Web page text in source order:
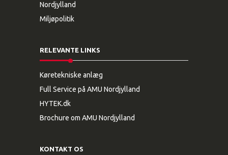
Nordjylland
Miljøpolitik
RELEVANTE LINKS
Køretekniske anlæg
Full Service på AMU Nordjylland
HYTEK.dk
Brochure om AMU Nordjylland
KONTAKT OS